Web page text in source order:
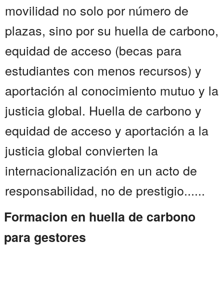
movilidad no solo por número de
plazas, sino por su huella de carbono,
equidad de acceso (becas para
estudiantes con menos recursos) y
aportación al conocimiento mutuo y la
justicia global. Huella de carbono y
equidad de acceso y aportación a la
justicia global convierten la
internacionalización en un acto de
responsabilidad, no de prestigio......
Formacion en huella de carbono
para gestores